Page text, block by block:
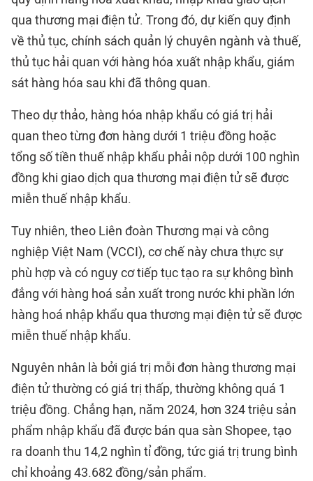
qua thương mại điện tử. Trong đó, dự kiến quy định
về thủ tục, chính sách quản lý chuyên ngành và thuế,
thủ tục hải quan với hàng hóa xuất nhập khẩu, giám
sát hàng hóa sau khi đã thông quan.
Theo dự thảo, hàng hóa nhập khẩu có giá trị hải
quan theo từng đơn hàng dưới 1 triệu đồng hoặc
tổng số tiền thuế nhập khẩu phải nộp dưới 100 nghìn
đồng khi giao dịch qua thương mại điện tử sẽ được
miễn thuế nhập khẩu.
Tuy nhiên, theo Liên đoàn Thương mại và công
nghiệp Việt Nam (VCCI), cơ chế này chưa thực sự
phù hợp và có nguy cơ tiếp tục tạo ra sự không bình
đẳng với hàng hoá sản xuất trong nước khi phần lớn
hàng hoá nhập khẩu qua thương mại điện tử sẽ được
miễn thuế nhập khẩu.
Nguyên nhân là bởi giá trị mỗi đơn hàng thương mại
điện tử thường có giá trị thấp, thường không quá 1
triệu đồng. Chẳng hạn, năm 2024, hơn 324 triệu sản
phẩm nhập khẩu đã được bán qua sàn Shopee, tạo
ra doanh thu 14,2 nghìn tỉ đồng, tức giá trị trung bình
chỉ khoảng 43.682 đồng/sản phẩm.